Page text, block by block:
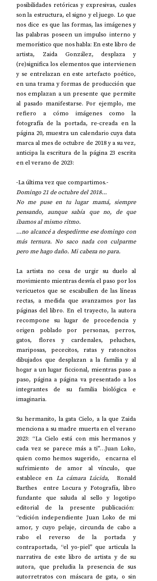
posibilidades retóricas y expresivas, cuales
son la estructura, el signo y el juego. Lo que
nos dice es que las formas, las imágenes y
las palabras poseen un impulso interno y
memorístico que nos habla: En este libro de
artista, Zaida González, desplaza y
(re)significa los elementos que intervienen
y se entrelazan en este artefacto poético,
en una trama y formas de producción que
nos emplazan a un presente que permite
al pasado manifestarse. Por ejemplo, me
refiero a cómo imágenes como la
fotografía de la portada, re-creada en la
página 20, muestra un calendario cuya data
marca al mes de octubre de 2018 y a su vez,
anticipa la escritura de la página 23 escrita
en el verano de 2023:
-La última vez que compartimos.-
Domingo 21 de octubre del 2018…
No me puse en tu lugar mamá, siempre
pensando, aunque sabía que no, de que
íbamos al mismo ritmo.
…no alcancé a despedirme ese domingo con
más ternura. No saco nada con culparme
pero me hago daño. Mi cabeza no para.
La artista no cesa de urgir su duelo al
movimiento mientras desvía el paso por los
vericuetos que se escabullen de las líneas
rectas, a medida que avanzamos por las
páginas del libro. En el trayecto, la autora
recompone su lugar de procedencia y
origen poblado por personas, perros,
gatos, flores y cardenales, peluches,
mariposas, pececitos, ratas y ratoncitos
dibujados que desplazan a la familia y al
hogar a un lugar ficcional, mientras paso a
paso, página a página va presentado a los
integrantes de su familia biológica e
imaginaria.
Su hermanito, la gata Cielo, a la que Zaida
menciona a su madre muerta en el verano
2023: “La Cielo está con mis hermanos y
cada vez se parece más a ti”…Juan Loko,
quien como hemos sugerido,  encarna el
sufrimiento de amor al vínculo, que
establece en La cámara Lúcida,  Ronald
Barthes  entre Locura y Fotografía, libro
fundante que saluda al sello y logotipo
editorial de la presente publicación:
“edición independiente Juan Loko de mi
amor, y cuyo pelaje, circunda de cabo a
rabo el reverso de la portada y
contraportada, “el yo-piel” que articula la
narrativa de este libro de artista y de su
autora, que preludia la presencia de sus
autorretratos con máscara de gata, o sin